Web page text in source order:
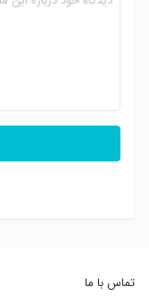
تماس با ما